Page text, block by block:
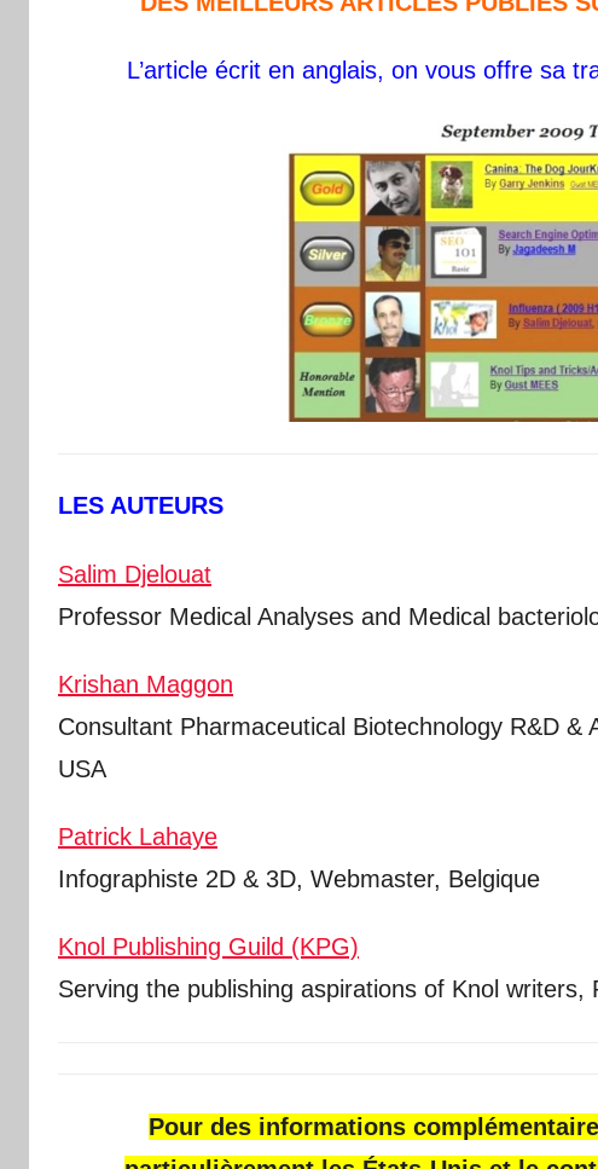
L’article écrit en anglais, on vous offre sa
LES AUTEURS
Salim Djelouat
Professor Medical Analyses and Medical
Krishan Maggon
Consultant Pharmaceutical Biotechnology R&D &
USA
Patrick Lahaye
Infographiste 2D & 3D, Webmaster, Belgique
Knol Publishing Guild (KPG)
Serving the publishing aspirations of Knol writers,
Pour des informations